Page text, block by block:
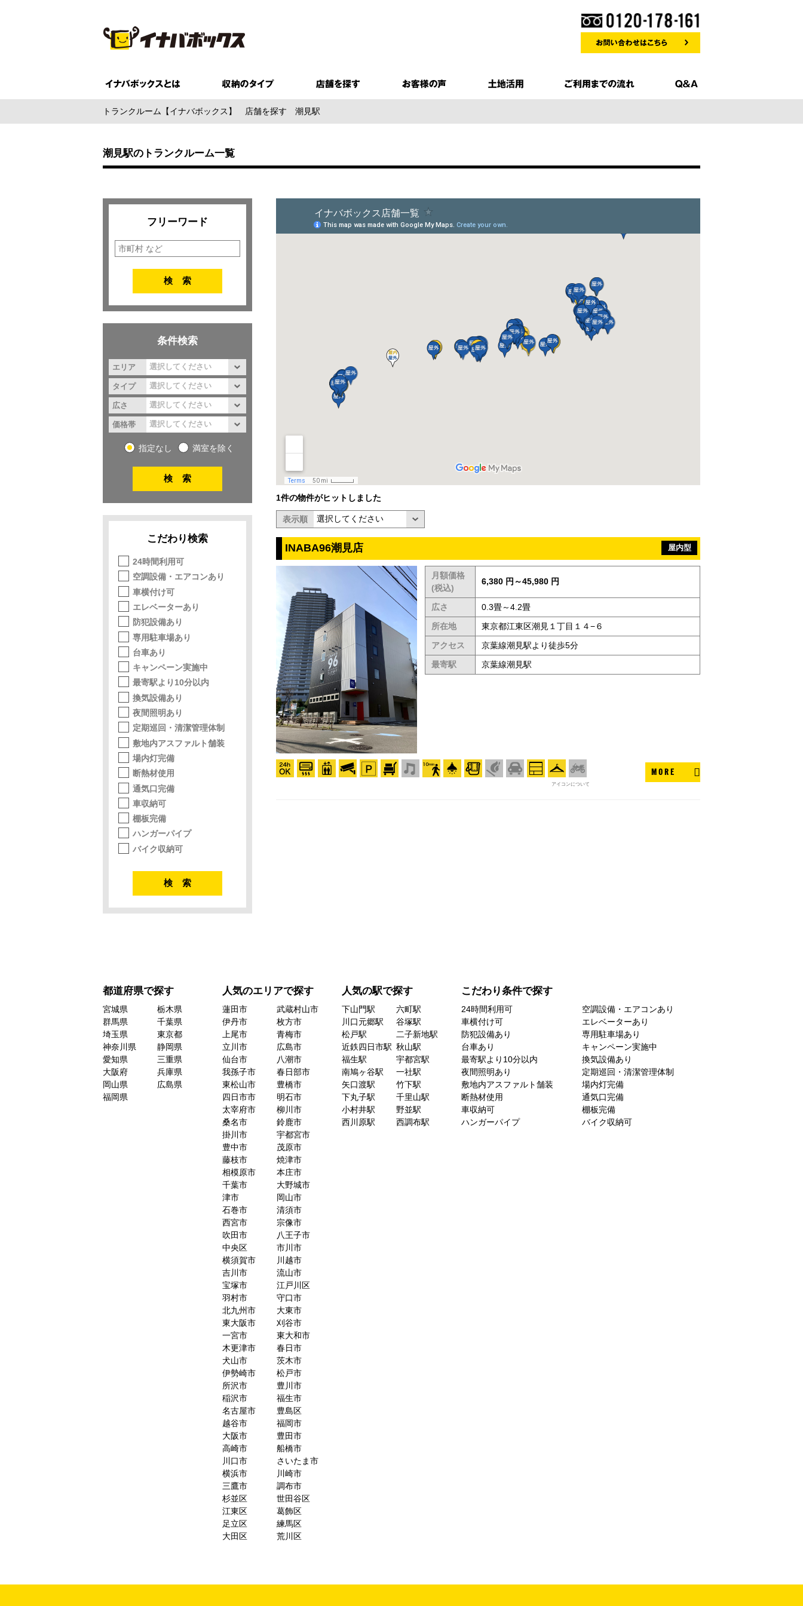
トランクルーム【イナバボックス】 店舗を探す 潮見駅
潮見駅のトランクルーム一覧
1件の物件がヒットしました
表示順
INABA96潮見店 屋内型
月額価格
(税込)
6,380 円～45,980 円
広さ
0.3畳～4.2畳
所在地
東京都江東区潮見１丁目１４−６
アクセス
京葉線潮見駅より徒歩5分
最寄駅
京葉線潮見駅
アイコンについて
MORE
フリーワード
条件検索
エリア
タイプ
広さ
価格帯
指定なし 満室を除く
こだわり検索
24時間利用可
空調設備・エアコンあり
車横付け可
エレベーターあり
防犯設備あり
専用駐車場あり
台車あり
キャンペーン実施中
最寄駅より10分以内
換気設備あり
夜間照明あり
定期巡回・清潔管理体制
敷地内アスファルト舗装
場内灯完備
断熱材使用
通気口完備
車収納可
棚板完備
ハンガーパイプ
バイク収納可
都道府県で探す
宮城県
栃木県
群馬県
千葉県
埼玉県
東京都
神奈川県
静岡県
愛知県
三重県
大阪府
兵庫県
岡山県
広島県
福岡県
人気のエリアで探す
蓮田市
武蔵村山市
伊丹市
枚方市
上尾市
青梅市
立川市
広島市
仙台市
八潮市
我孫子市
春日部市
東松山市
豊橋市
四日市市
明石市
太宰府市
柳川市
桑名市
鈴鹿市
掛川市
宇都宮市
豊中市
茂原市
藤枝市
焼津市
相模原市
本庄市
千葉市
大野城市
津市
岡山市
石巻市
清須市
西宮市
宗像市
吹田市
八王子市
中央区
市川市
横須賀市
川越市
吉川市
流山市
宝塚市
江戸川区
羽村市
守口市
北九州市
大東市
東大阪市
刈谷市
一宮市
東大和市
木更津市
春日市
犬山市
茨木市
伊勢崎市
松戸市
所沢市
豊川市
稲沢市
福生市
名古屋市
豊島区
越谷市
福岡市
大阪市
豊田市
高崎市
船橋市
川口市
さいたま市
横浜市
川崎市
三鷹市
調布市
杉並区
世田谷区
江東区
葛飾区
足立区
練馬区
大田区
荒川区
人気の駅で探す
下山門駅
六町駅
川口元郷駅
谷塚駅
松戸駅
二子新地駅
近鉄四日市駅 秋山駅
福生駅
宇都宮駅
南鳩ヶ谷駅
一社駅
矢口渡駅
竹下駅
下丸子駅
千里山駅
小村井駅
野並駅
西川原駅
西調布駅
こだわり条件で探す
24時間利用可
空調設備・エアコンあり
車横付け可
エレベーターあり
防犯設備あり
専用駐車場あり
台車あり
キャンペーン実施中
最寄駅より10分以内
換気設備あり
夜間照明あり
定期巡回・清潔管理体制
敷地内アスファルト舗装
場内灯完備
断熱材使用
通気口完備
車収納可
棚板完備
ハンガーパイプ
バイク収納可